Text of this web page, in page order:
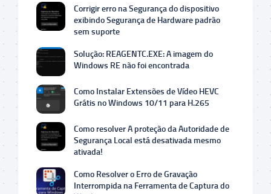
Corrigir erro na Segurança do dispositivo
exibindo Segurança de Hardware padrão
sem suporte
Solução: REAGENTC.EXE: A imagem do
Windows RE não foi encontrada
Como Instalar Extensões de Vídeo HEVC
Grátis no Windows 10/11 para H.265
Como resolver A proteção da Autoridade de
Segurança Local está desativada mesmo
ativada!
Como Resolver o Erro de Gravação
Interrompida na Ferramenta de Captura do